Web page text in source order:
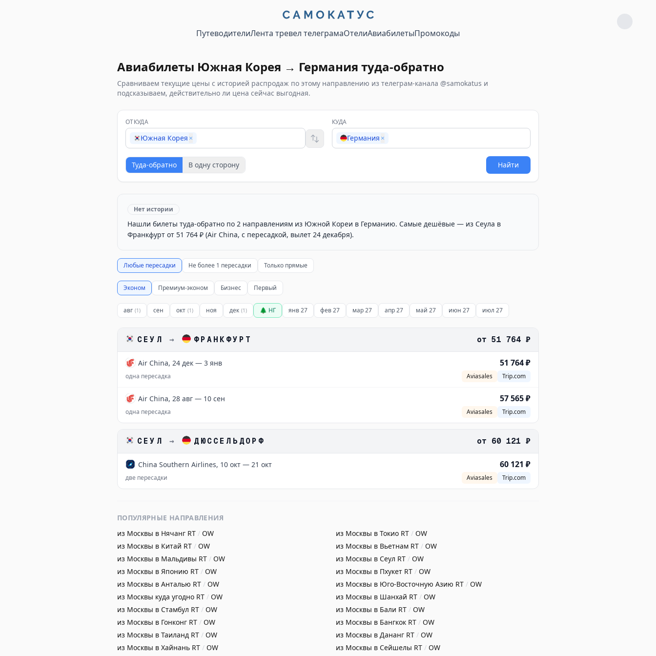
ПутеводителиЛента тревел телеграмаОтелиАвиабилетыПромокоды
Авиабилеты Южная Корея → Германия туда-обратно
Сравниваем текущие цены с историей распродаж по этому направлению из телеграм-канала @samokatus и
подсказываем, действительно ли цена сейчас выгодная.
ОТКУДА
Южная Корея ×
КУДА
Германия ×
Туда-обратно В одну сторону Найти
Нет истории
Нашли билеты туда-обратно по 2 направлениям из Южной Кореи в Германию. Самые дешёвые — из Сеула в
Франкфурт от 51 764 ₽ (Air China, с пересадкой, вылет 24 декабря).
Любые пересадки Не более 1 пересадки Только прямые
Эконом Премиум-эконом Бизнес Первый
авг (1) сен окт (1) ноя дек (1) 🌲 НГ янв 27 фев 27 мар 27 апр 27 май 27 июн 27 июл 27
СЕУЛ → ФРАНКФУРТ от 51 764 ₽
Air China, 24 дек — 3 янв 51 764 ₽
одна пересадка Aviasales Trip.com
Air China, 28 авг — 10 сен 57 565 ₽
одна пересадка Aviasales Trip.com
СЕУЛ → ДЮССЕЛЬДОРФ от 60 121 ₽
China Southern Airlines, 10 окт — 21 окт 60 121 ₽
две пересадки Aviasales Trip.com
ПОПУЛЯРНЫЕ НАПРАВЛЕНИЯ
из Москвы в Нячанг RT / OW из Москвы в Токио RT / OW
из Москвы в Китай RT / OW из Москвы в Вьетнам RT / OW
из Москвы в Мальдивы RT / OW из Москвы в Сеул RT / OW
из Москвы в Японию RT / OW из Москвы в Пхукет RT / OW
из Москвы в Анталью RT / OW из Москвы в Юго-Восточную Азию RT / OW
из Москвы куда угодно RT / OW из Москвы в Шанхай RT / OW
из Москвы в Стамбул RT / OW из Москвы в Бали RT / OW
из Москвы в Гонконг RT / OW из Москвы в Бангкок RT / OW
из Москвы в Таиланд RT / OW из Москвы в Дананг RT / OW
из Москвы в Хайнань RT / OW из Москвы в Сейшелы RT / OW